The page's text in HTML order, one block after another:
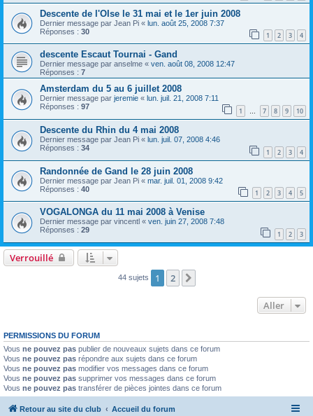
Descente de l'OIse le 31 mai et le 1er juin 2008
Dernier message par Jean Pi « lun. août 25, 2008 7:37
Réponses : 30 1 2 3 4
descente Escaut Tournai - Gand
Dernier message par anselme « ven. août 08, 2008 12:47
Réponses : 7
Amsterdam du 5 au 6 juillet 2008
Dernier message par jeremie « lun. juil. 21, 2008 7:11
Réponses : 97 1 … 7 8 9 10
Descente du Rhin du 4 mai 2008
Dernier message par Jean Pi « lun. juil. 07, 2008 4:46
Réponses : 34 1 2 3 4
Randonnée de Gand le 28 juin 2008
Dernier message par Jean Pi « mar. juil. 01, 2008 9:42
Réponses : 40 1 2 3 4 5
VOGALONGA du 11 mai 2008 à Venise
Dernier message par vincentl « ven. juin 27, 2008 7:48
Réponses : 29 1 2 3
Verrouillé
44 sujets 1 2
Aller
PERMISSIONS DU FORUM
Vous ne pouvez pas publier de nouveaux sujets dans ce forum
Vous ne pouvez pas répondre aux sujets dans ce forum
Vous ne pouvez pas modifier vos messages dans ce forum
Vous ne pouvez pas supprimer vos messages dans ce forum
Vous ne pouvez pas transférer de pièces jointes dans ce forum
Retour au site du club Accueil du forum